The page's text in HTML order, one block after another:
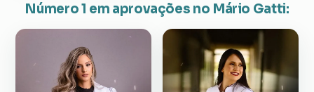
Número 1 em aprovações no Mário Gatti: